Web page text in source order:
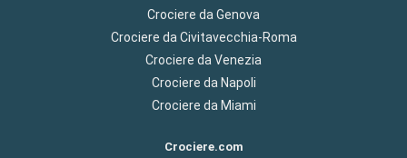
Crociere da Genova
Crociere da Civitavecchia-Roma
Crociere da Venezia
Crociere da Napoli
Crociere da Miami
Crociere.com